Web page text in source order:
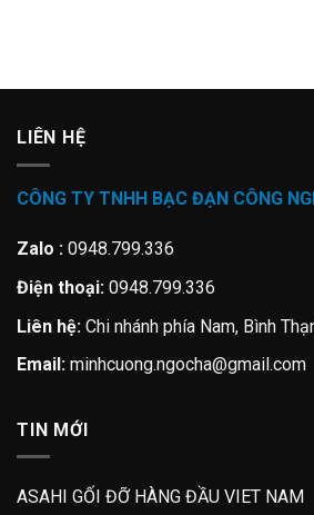
LIÊN HỆ
CÔNG TY TNHH BẠC ĐẠN CÔNG
Zalo : 0948.799.336
Điện thoại: 0948.799.336
Liên hệ: Chi nhánh phía Nam, Bình
Email: minhcuong.ngocha@gmail.com
TIN MỚI
ASAHI GỐI ĐỠ HÀNG ĐẦU VIET NAM